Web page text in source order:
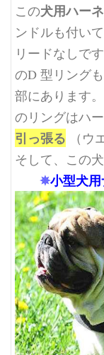
この犬用ハー
ンドルも付い
リードなしで
のD 型リング
部にあります
のリングはハ
引っ張る （ウ
そして、この
✵小型犬用